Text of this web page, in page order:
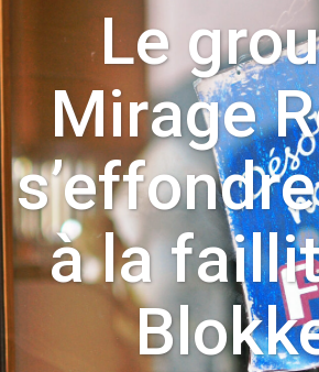
Le
Mirage
à la